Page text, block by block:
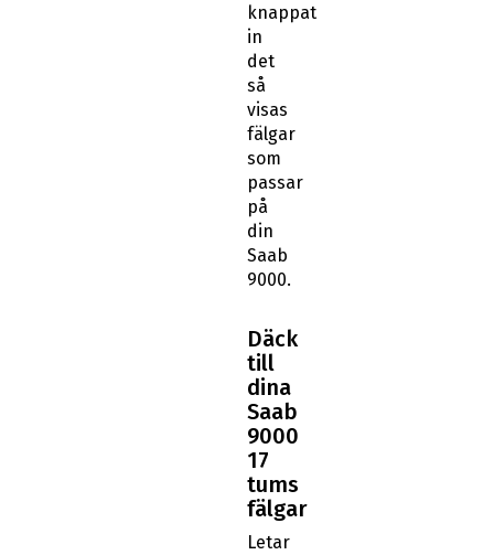
knappat
in
det
så
visas
fälgar
som
passar
på
din
Saab
9000.
Däck
till
dina
Saab
9000
17
tums
fälgar
Letar